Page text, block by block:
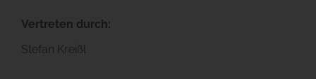
Vertreten durch:
Stefan Kreißl